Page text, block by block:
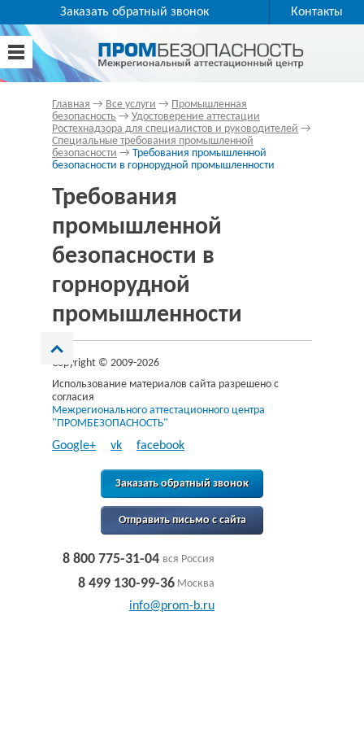
Заказать обратный звонок Контакты
Главная → Все услуги → Промышленная
безопасность → Удостоверение аттестации
Ростехнадзора для специалистов и руководителей →
Специальные требования промышленной
безопасности → Требования промышленной
безопасности в горнорудной промышленности
Требования
промышленной
безопасности в
горнорудной
промышленности
Copyright © 2009-2026
Использование материалов сайта разрешено с
согласия
Межрегионального аттестационного центра
"ПРОМБЕЗОПАСНОСТЬ"
Google+ vk facebook
Заказать обратный звонок
Отправить письмо с сайта
8 800 775-31-04 вся Россия
8 499 130-99-36 Москва
info@prom-b.ru